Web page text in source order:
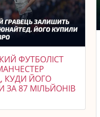
ФУТБОЛІСТ
КУДИ ЙОГО
ЗА 87 МІЛЬЙОНІВ